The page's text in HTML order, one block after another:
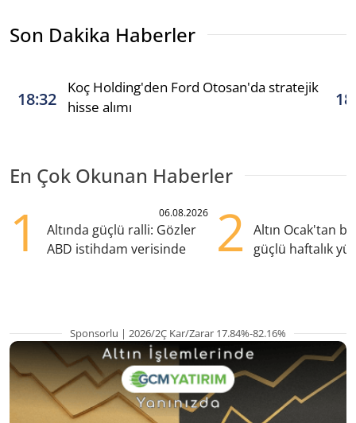
Son Dakika Haberler
18:32
Koç Holding'den Ford Otosan'da stratejik
hisse alımı
En Çok Okunan Haberler
1 06.08.2026
Altında güçlü ralli: Gözler
ABD istihdam verisinde
2
Altın Ocak'tan
güçlü haftalık
Sponsorlu | 2026/2Ç Kar/Zarar 17.84%-82.16%